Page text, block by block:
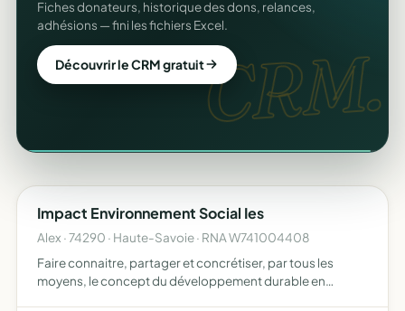
CRM.
Fiches donateurs, historique des dons, relances,
adhésions — fini les fichiers Excel.
Découvrir le CRM gratuit
Campagnes, paiement sécurisé, reçu fiscal instantané
pour chaque donateur. 100 % gratuit.
Lancer ma collecte
Impact Environnement Social Ies
Alex · 74290 · Haute-Savoie · RNA W741004408
Faire connaitre, partager et concrétiser, par tous les
moyens, le concept du développement durable en